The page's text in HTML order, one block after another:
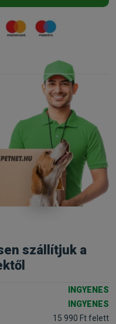
szállítjuk a
INGYENES
INGYENES
15 990 Ft felett